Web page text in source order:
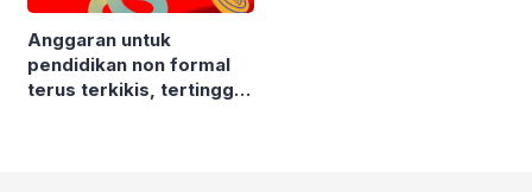
Anggaran untuk
pendidikan non formal
terus terkikis, tertinggal